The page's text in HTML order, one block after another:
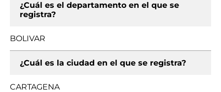
¿Cuál es el departamento en el que se
registra?
BOLIVAR
¿Cuál es la ciudad en el que se registra?
CARTAGENA